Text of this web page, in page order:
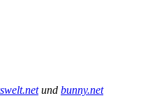
und bunny.net